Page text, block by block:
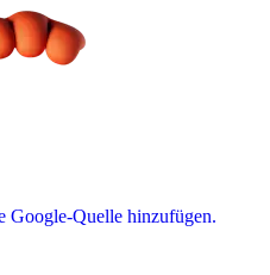
Google-Quelle hinzufügen.